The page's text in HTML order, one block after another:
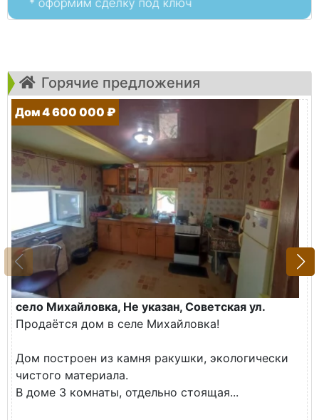
Горячие предложения
Дом 4 600 000 ₽
село Михайловка, Не указан, Советская ул.
Продаётся дом в селе Михайловка!
Дом построен из камня ракушки, экологически
чистого материала.
В доме 3 комнаты, отдельно стоящая...